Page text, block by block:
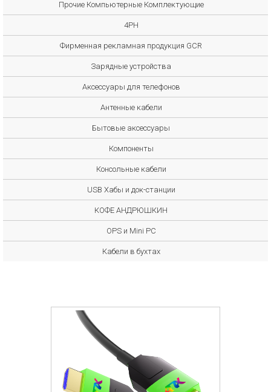
Прочие Компьютерные Комплектующие
4PH
Фирменная рекламная продукция GCR
Зарядные устройства
Аксессуары для телефонов
Антенные кабели
Бытовые аксессуары
Компоненты
Консольные кабели
USB Хабы и док-станции
КОФЕ АНДРЮШКИН
OPS и Mini PC
Кабели в бухтах